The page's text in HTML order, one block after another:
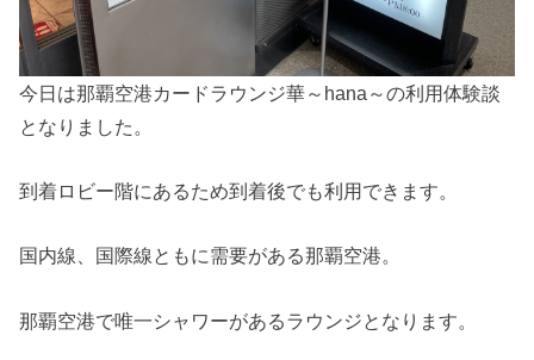
今日は那覇空港カードラウンジ華～hana～の利用体験談
となりました。
到着ロビー階にあるため到着後でも利用できます。
国内線、国際線ともに需要がある那覇空港。
那覇空港で唯一シャワーがあるラウンジとなります。